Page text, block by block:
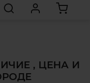
, ЦЕНА И